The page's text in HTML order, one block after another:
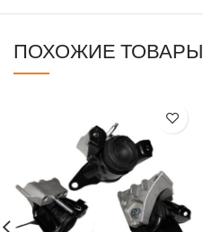
ПОХОЖИЕ ТОВАРЫ